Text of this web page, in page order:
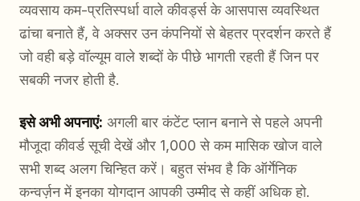
व्यवसाय कम-प्रतिस्पर्धा वाले कीवर्ड्स के आसपास व्यवस्थित
ढांचा बनाते हैं, वे अक्सर उन कंपनियों से बेहतर प्रदर्शन करते हैं
जो वही बड़े वॉल्यूम वाले शब्दों के पीछे भागती रहती हैं जिन पर
सबकी नजर होती है.
इसे अभी अपनाएं: अगली बार कंटेंट प्लान बनाने से पहले अपनी
मौजूदा कीवर्ड सूची देखें और 1,000 से कम मासिक खोज वाले
सभी शब्द अलग चिन्हित करें। बहुत संभव है कि ऑर्गेनिक
कन्वर्ज़न में इनका योगदान आपकी उम्मीद से कहीं अधिक हो.